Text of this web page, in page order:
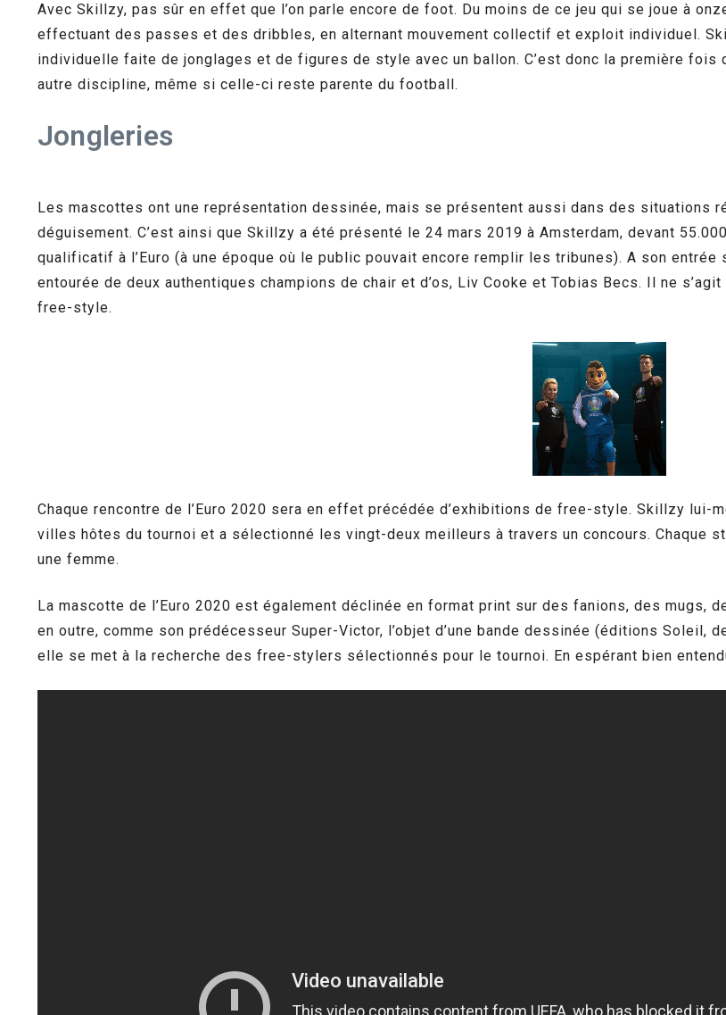
Avec Skillzy, pas sûr en effet que l’on parle encore de foot. Du moins de ce jeu qui se joue à
effectuant des passes et des dribbles, en alternant mouvement collectif et exploit individuel.
individuelle faite de jonglages et de figures de style avec un ballon. C’est donc la première fois
autre discipline, même si celle-ci reste parente du football.
Jongleries
Les mascottes ont une représentation dessinée, mais se présentent aussi dans des situations
déguisement. C’est ainsi que Skillzy a été présenté le 24 mars 2019 à Amsterdam, devant
qualificatif à l’Euro (à une époque où le public pouvait encore remplir les tribunes). A son
entourée de deux authentiques champions de chair et d’os, Liv Cooke et Tobias Becs. Il ne
free-style.
Chaque rencontre de l’Euro 2020 sera en effet précédée d’exhibitions de free-style. Skillzy lui-
villes hôtes du tournoi et a sélectionné les vingt-deux meilleurs à travers un concours. Chaque
une femme.
La mascotte de l’Euro 2020 est également déclinée en format print sur des fanions, des
en outre, comme son prédécesseur Super-Victor, l’objet d’une bande dessinée (éditions Soleil,
elle se met à la recherche des free-stylers sélectionnés pour le tournoi. En espérant bien